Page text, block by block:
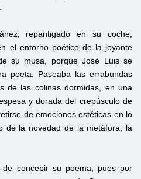
repantigado en su coche,
el entorno poético de la joyante
su musa, porque José Luis se
poeta. Paseaba las errabundas
de las colinas dormidas, en una
y dorada del crepúsculo de
de emociones estéticas en lo
de la novedad de la metáfora, la
de concebir su poema, pues por